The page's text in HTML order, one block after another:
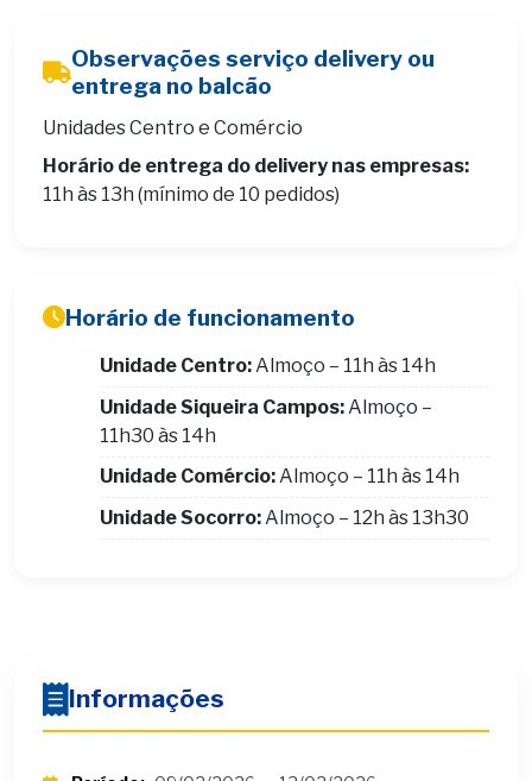
Observações serviço delivery ou
entrega no balcão
Unidades Centro e Comércio
Horário de entrega do delivery nas empresas:
11h às 13h (mínimo de 10 pedidos)
Horário de funcionamento
Unidade Centro:Almoço – 11h às 14h
Unidade Siqueira Campos:Almoço –
11h30 às 14h
Unidade Comércio:Almoço – 11h às 14h
Unidade Socorro:Almoço – 12h às 13h30
Informações